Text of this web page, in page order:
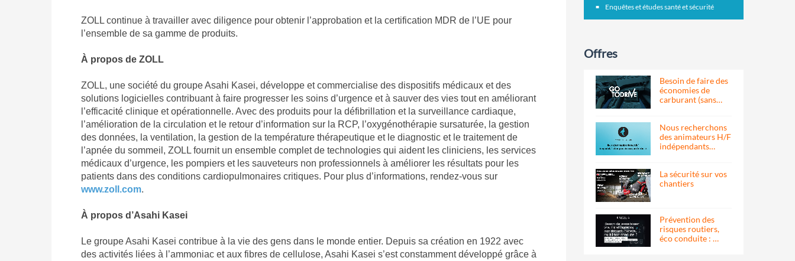
ZOLL continue à travailler avec diligence pour obtenir l’approbation et la certification MDR de l’UE pour
l’ensemble de sa gamme de produits.
À propos de ZOLL
ZOLL, une société du groupe Asahi Kasei, développe et commercialise des dispositifs médicaux et des
solutions logicielles contribuant à faire progresser les soins d’urgence et à sauver des vies tout en améliorant
l’efficacité clinique et opérationnelle. Avec des produits pour la défibrillation et la surveillance cardiaque,
l’amélioration de la circulation et le retour d’information sur la RCP, l’oxygénothérapie sursaturée, la gestion
des données, la ventilation, la gestion de la température thérapeutique et le diagnostic et le traitement de
l’apnée du sommeil, ZOLL fournit un ensemble complet de technologies qui aident les cliniciens, les services
médicaux d’urgence, les pompiers et les sauveteurs non professionnels à améliorer les résultats pour les
patients dans des conditions cardiopulmonaires critiques. Pour plus d’informations, rendez-vous sur
www.zoll.com.
À propos d’Asahi Kasei
Le groupe Asahi Kasei contribue à la vie des gens dans le monde entier. Depuis sa création en 1922 avec
des activités liées à l’ammoniac et aux fibres de cellulose, Asahi Kasei s’est constamment développé grâce à
Enquêtes et études santé et sécurité
Offres
Besoin de faire des
économies de
carburant (sans…
Nous recherchons
des animateurs H/F
indépendants…
La sécurité sur vos
chantiers
Prévention des
risques routiers,
éco conduite : …